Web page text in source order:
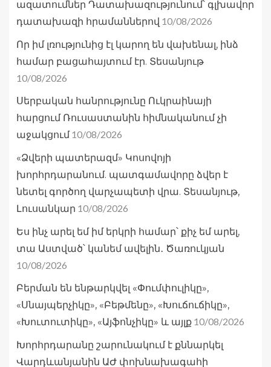
ազատումներ Դատախազությունում՝ գլխավոր
դատախազի հրամաններով 10/08/2026
Որ իմ լռությունից էլ կարող են վախենալ, ինձ
համար բացահայտում էր. Տեսանյութ
10/08/2026
Սերբական հանրությունը Ուկրաինայի
հարցում Ռուսաստանին հիմնականում չի
աջակցում 10/08/2026
«Ձվերի պատերազմ» Կոսովոյի
խորհրդարանում. պատգամավորը ձվեր է
նետել գործող վարչապետի վրա. Տեսանյութ,
Լուսանկար 10/08/2026
Ես ինչ արել եմ իմ երկրի համար՝ քիչ եմ արել,
տա Աստված՝ կանեմ ավելին․ Ծառուկյան
10/08/2026
Բերման են ենթարկվել «Փումփուլիկը»,
«Սնայպերչիկը», «Բեթմենը», «Խուճուճիկը»,
«Խուտուտիկը», «Այֆոնչիկը» և այլք 10/08/2026
Խորհրդարանը շարունակում է քննարկել
Վարդևանյանին ԱԺ փոխնախագահի